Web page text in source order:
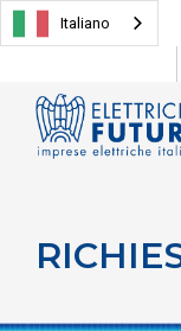
Italiano